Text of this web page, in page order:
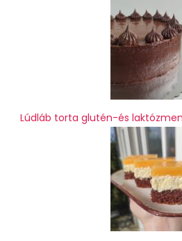
Lúdláb torta glutén-és